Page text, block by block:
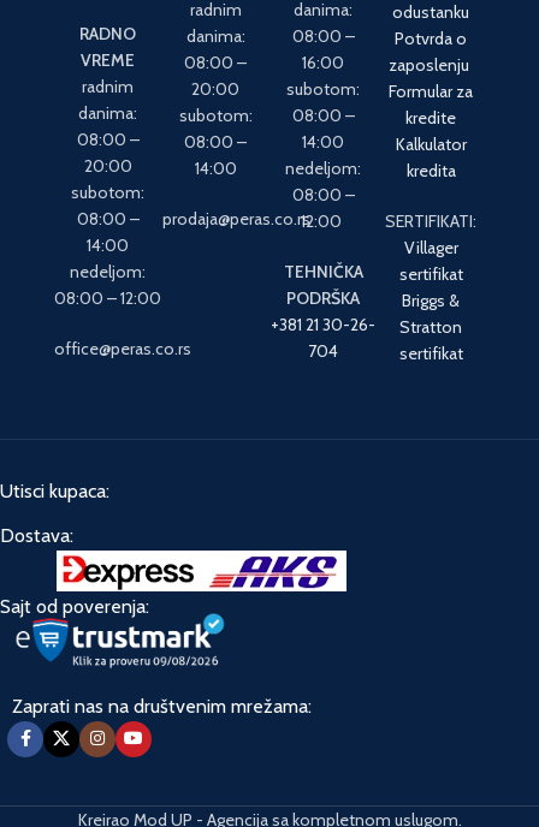
RADNO
VREME
radnim
danima:
08:00 –
20:00
subotom:
08:00 –
14:00
nedeljom:
08:00 – 12:00
office@peras.co.rs
radnim
danima:
08:00 –
20:00
subotom:
08:00 –
14:00
prodaja@peras.co.rs
danima:
08:00 –
16:00
subotom:
08:00 –
14:00
nedeljom:
08:00 –
12:00
TEHNIČKA
PODRŠKA
+381 21 30-26-
704
odustanku
Potvrda o
zaposlenju
Formular za
kredite
Kalkulator
kredita
SERTIFIKATI:
Villager
sertifikat
Briggs &
Stratton
sertifikat
Utisci kupaca:
Dostava:
Sajt od poverenja:
Zaprati nas na društvenim mrežama:
Kreirao Mod UP - Agencija sa kompletnom uslugom.